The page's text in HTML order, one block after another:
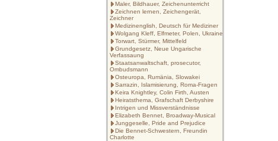
Maler, Bildhauer, Zeichenunterricht
Zeichnen lernen, Zeichengerät,
Zeichner
Medizinenglish, Deutsch für Mediziner
Wolgang Kleff, Elfmeter, Polen, Ukraine
Torwart, Stürmer, Mittelfeld
Grundgesetz, Neue Ungarische
Verfassaung
Staatsanwaltschaft, prosecutor,
Ombudsmann
Osteuropa, Rumänia, Slowakei
Sarrazin, Islamisierung, Roma-Fragen
Keira Knightley, Colin Firth, Austen
Heiratsthema, Grafschaft Derbyshire
Intrigen und Missverständnisse
Elizabeth Bennet, Broadway-Musical
Junggeselle, Pride and Prejudice
Die Bennet-Schwestern, Freundin
Charlotte